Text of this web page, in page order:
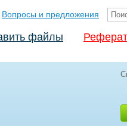
Вопросы и предложения
файлы